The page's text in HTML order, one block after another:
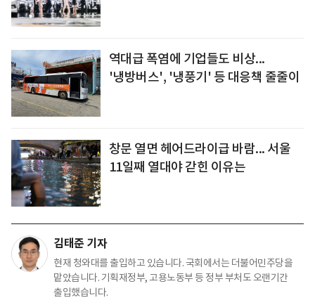
역대급 폭염에 기업들도 비상...
'냉방버스', '냉풍기' 등 대응책 줄줄이
창문 열면 헤어드라이급 바람... 서울
11일째 열대야 갇힌 이유는
김태준 기자
현재 청와대를 출입하고 있습니다. 국회에서는 더불어민주당을
맡았습니다. 기획재정부, 고용노동부 등 정부 부처도 오랜기간
출입했습니다.